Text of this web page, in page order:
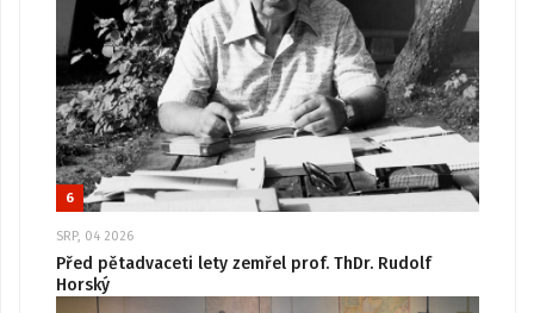
6
SRP, 04 2026
Před pětadvaceti lety zemřel prof. ThDr. Rudolf
Horský